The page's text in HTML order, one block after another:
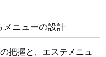
メニューの設計
把握と、エステメニュ